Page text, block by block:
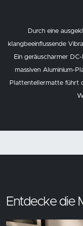
Durch eine
klangbeeinflussende
Ein geräuscharmer
massiven Aluminium-
Plattentellermatte führt
Entdecke die